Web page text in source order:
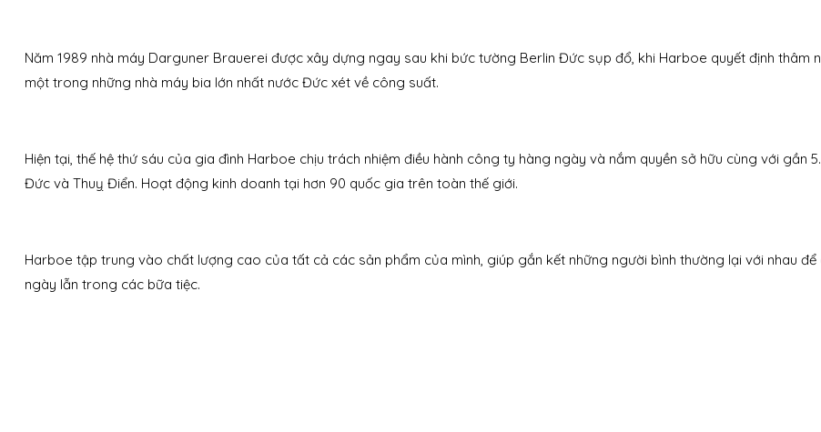
Năm 1989 nhà máy Darguner Brauerei được xây dựng ngay sau khi bức tường Berlin Đức sụp đổ, khi Harboe quyết định
một trong những nhà máy bia lớn nhất nước Đức xét về công suất.
Hiện tại, thế hệ thứ sáu của gia đình Harboe chịu trách nhiệm điều hành công ty hàng ngày và nắm quyền sở hữu cùng với gần
Đức và Thuỵ Điển. Hoạt động kinh doanh tại hơn 90 quốc gia trên toàn thế giới.
Harboe tập trung vào chất lượng cao của tất cả các sản phẩm của mình, giúp gắn kết những người bình thường lại với nhau
ngày lẫn trong các bữa tiệc.